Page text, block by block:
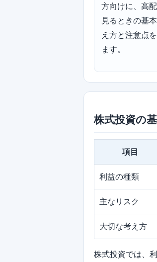
方向けに、高
見るときの基
え方と注意点
ます。
株式投資の
項目
利益の種類
主なリスク
大切な考え方
株式投資では、